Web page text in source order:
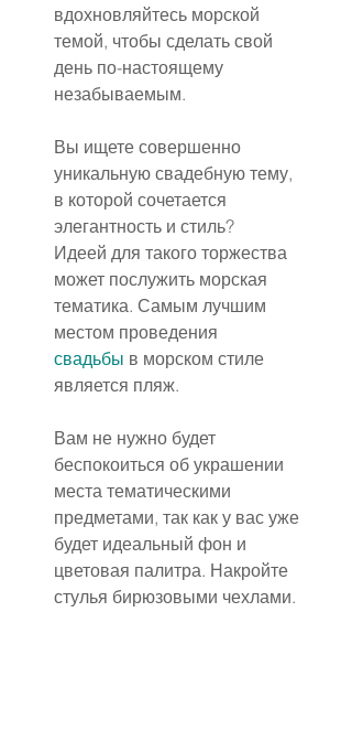
вдохновляйтесь морской
темой, чтобы сделать свой
день по-настоящему
незабываемым.
Вы ищете совершенно
уникальную свадебную тему,
в которой сочетается
элегантность и стиль?
Идеей для такого торжества
может послужить морская
тематика. Самым лучшим
местом проведения
свадьбы в морском стиле
является пляж.
Вам не нужно будет
беспокоиться об украшении
места тематическими
предметами, так как у вас уже
будет идеальный фон и
цветовая палитра. Накройте
стулья бирюзовыми чехлами.